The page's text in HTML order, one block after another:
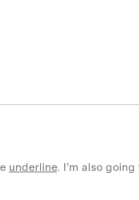
underline. I’m also